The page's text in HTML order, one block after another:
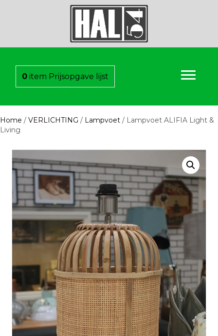
0 item Prijsopgave lijst
Home / VERLICHTING / Lampvoet / Lampvoet ALIFIA Light &
Living